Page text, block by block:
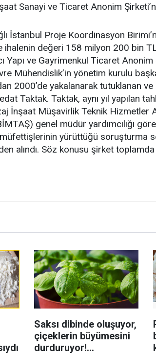
Sanayi ve Ticaret Anonim
İstanbul Proje Koordinasyon
ihalenin değeri 158 milyon 200 bin
Yapı ve Gayrimenkul Ticaret Anonim
Mühendislik’in yönetim kurulu
2000’de yakalanarak tutuklanan ve
Taktak. Taktak, aynı yıl yapılan
İnşaat Müşavirlik Teknik Hizmetler
genel müdür yardımcılığı
müfettişlerinin yürüttüğü soruşturma
alındı. Söz konusu şirket
Saksı dibinde oluşuyor,
çiçeklerin büyümesini
durduruyor!